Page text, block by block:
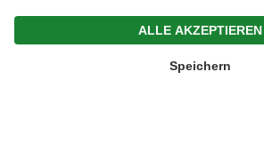
MwSt.-Nr. IT02912130214 . CIN:
IT021004A1JI5MASOH .
.© Webdesign by